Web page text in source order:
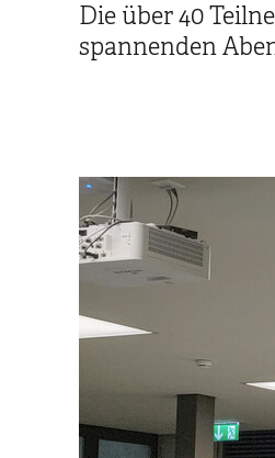
Die über 40
spannenden